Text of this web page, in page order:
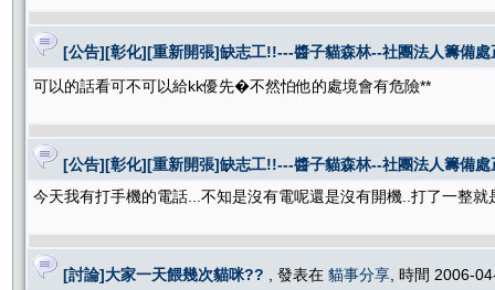
[公告][彰化][重新開張]缺志工!!---醬子貓森林--社團法人籌備處
可以的話看可不可以給kk優先�不然怕他的處境會有危險**
[公告][彰化][重新開張]缺志工!!---醬子貓森林--社團法人籌備處
今天我有打手機的電話...不知是沒有電呢還是沒有開機..打了一整
[討論]大家一天餵幾次貓咪?? , 發表在 貓事分享 , 時間 2006-